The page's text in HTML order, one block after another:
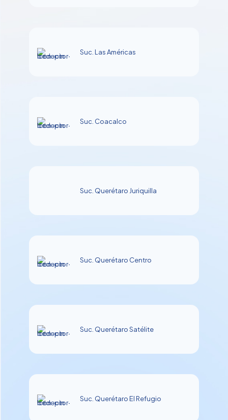
Suc. Las Américas
Suc. Coacalco
Suc. Querétaro Juriquilla
Suc. Querétaro Centro
Suc. Querétaro Satélite
Suc. Querétaro El Refugio